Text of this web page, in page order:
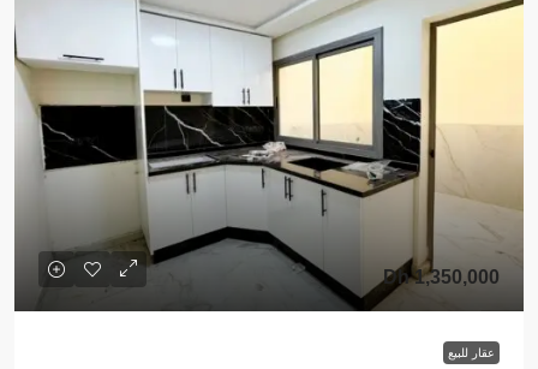
1,350,000 Dh
عقار للبيع